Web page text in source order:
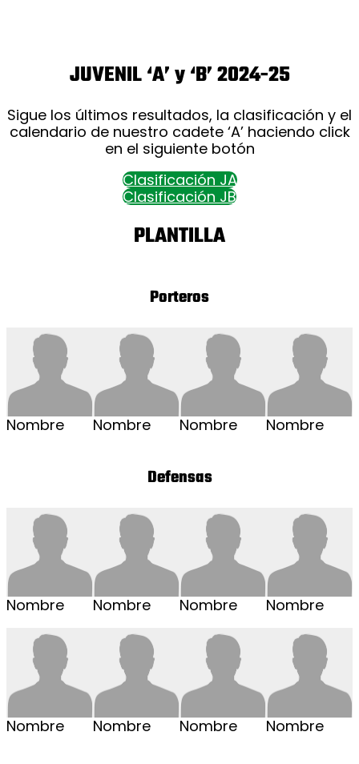
JUVENIL ‘A’ y ‘B’ 2024-25
Sigue los últimos resultados, la clasificación y el
calendario de nuestro cadete ‘A’ haciendo click
en el siguiente botón
Clasificación JA
Clasificación JB
PLANTILLA
Porteros
Nombre Nombre Nombre Nombre
Defensas
Nombre Nombre Nombre Nombre
Nombre Nombre Nombre Nombre